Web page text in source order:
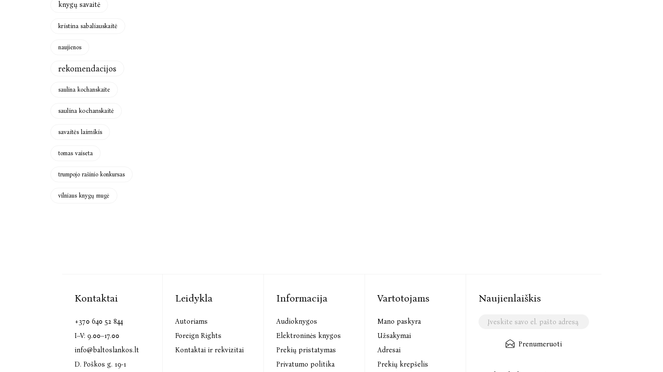
knygų savaitė
kristina sabaliauskaitė
naujienos
rekomendacijos
saulina kochanskaite
saulina kochanskaitė
savaitės laimikis
tomas vaiseta
trumpojo rašinio konkursas
vilniaus knygų mugė
Kontaktai
+370 640 52 844
I–V: 9.00–17.00
info@baltoslankos.lt
D. Poškos g. 19-1
Leidykla
Autoriams
Foreign Rights
Kontaktai ir rekvizitai
Informacija
Audioknygos
Elektroninės knygos
Prekių pristatymas
Privatumo politika
Vartotojams
Mano paskyra
Užsakymai
Adresai
Prekių krepšelis
Naujienlaiškis
Prenumeruoti